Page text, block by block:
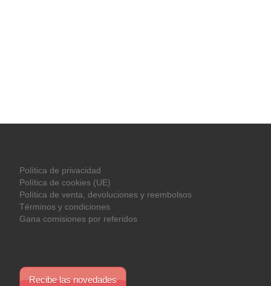
Política de privacidad
Política de cookies (UE)
Política de venta, devoluciones y reembolsos
Términos y condiciones
Gana comisiones por referidos
Recibe las novedades